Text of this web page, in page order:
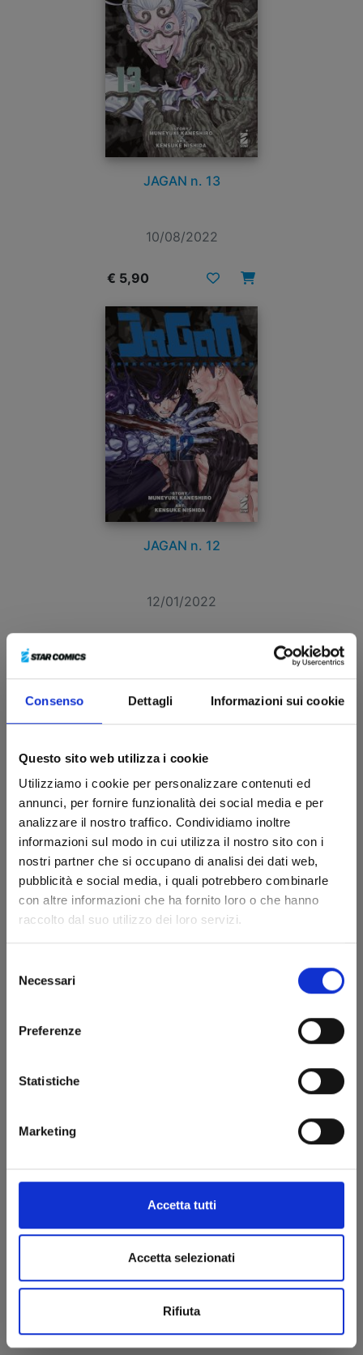
Consenso Dettagli Informazioni sui cookie
Questo sito web utilizza i cookie
Utilizziamo i cookie per personalizzare contenuti ed
annunci, per fornire funzionalità dei social media e per
analizzare il nostro traffico. Condividiamo inoltre
informazioni sul modo in cui utilizza il nostro sito con i
nostri partner che si occupano di analisi dei dati web,
pubblicità e social media, i quali potrebbero combinarle
con altre informazioni che ha fornito loro o che hanno
raccolto dal suo utilizzo dei loro servizi.
delNecessari
Preferenze
Statistiche
Marketing
Accetta tutti
Accetta selezionati
Rifiuta
JAGAN n. 13
10/08/2022
€ 5,90
JAGAN n. 12
12/01/2022
13/01/2021